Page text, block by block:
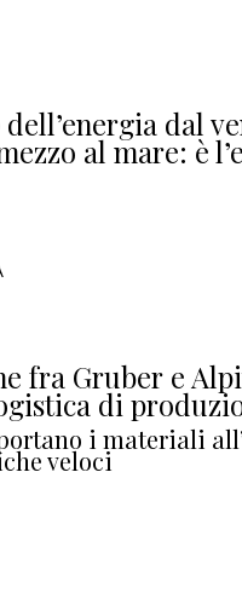
dal
al mare: è
fra Gruber e
di
i materiali
veloci